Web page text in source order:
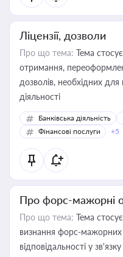
Ліцензії, дозволи
Про що тема: Тема
отримання,
дозволів, необхідних
діяльності
Банківська діяльність
Фінансові послуги
+5
Про форс-мажорні
Про що тема: Тема
визнання форс-мажорних
відповідальності у